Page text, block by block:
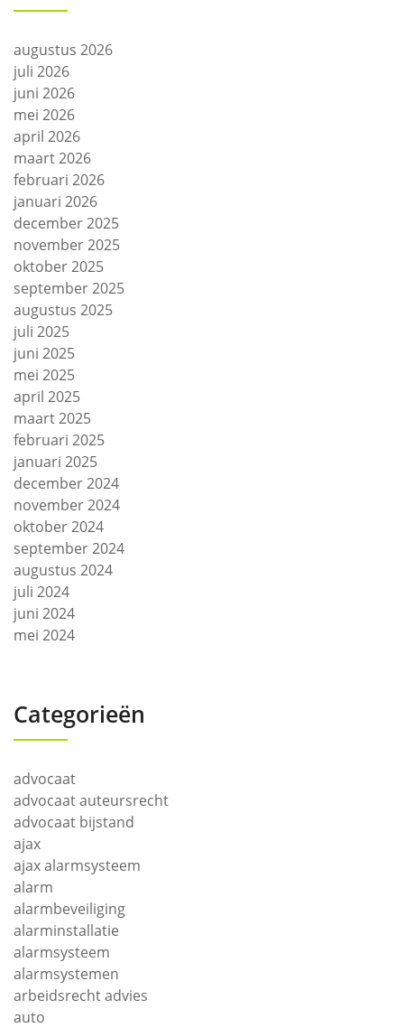
augustus 2026
juli 2026
juni 2026
mei 2026
april 2026
maart 2026
februari 2026
januari 2026
december 2025
november 2025
oktober 2025
september 2025
augustus 2025
juli 2025
juni 2025
mei 2025
april 2025
maart 2025
februari 2025
januari 2025
december 2024
november 2024
oktober 2024
september 2024
augustus 2024
juli 2024
juni 2024
mei 2024
Categorieën
advocaat
advocaat auteursrecht
advocaat bijstand
ajax
ajax alarmsysteem
alarm
alarmbeveiliging
alarminstallatie
alarmsysteem
alarmsystemen
arbeidsrecht advies
auto